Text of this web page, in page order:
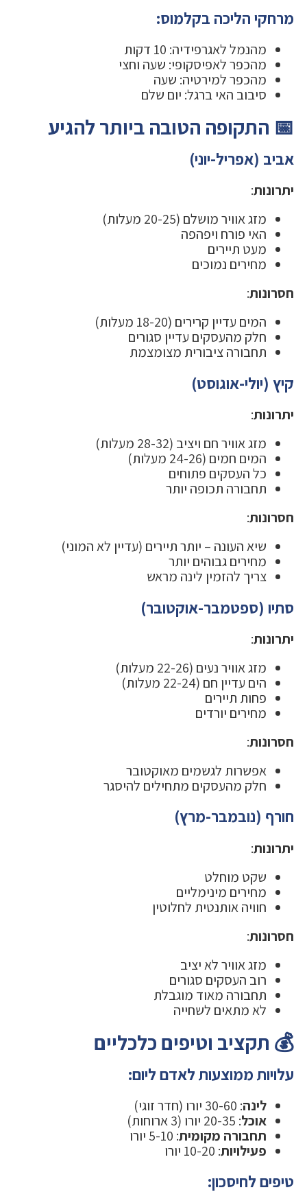
מרחקי הליכה בקלמוס:
מהנמל לאגרפידיה: 10 דקות
מהכפר לאפיסקופי: שעה וחצי
מהכפר למירטיה: שעה
סיבוב האי ברגל: יום שלם
📅 התקופה הטובה ביותר להגיע
אביב (אפריל-יוני)
יתרונות:
מזג אוויר מושלם (20-25 מעלות)
האי פורח ויפהפה
מעט תיירים
מחירים נמוכים
חסרונות:
המים עדיין קרירים (18-20 מעלות)
חלק מהעסקים עדיין סגורים
תחבורה ציבורית מצומצמת
קיץ (יולי-אוגוסט)
יתרונות:
מזג אוויר חם ויציב (28-32 מעלות)
המים חמים (24-26 מעלות)
כל העסקים פתוחים
תחבורה תכופה יותר
חסרונות:
שיא העונה – יותר תיירים (עדיין לא המוני)
מחירים גבוהים יותר
צריך להזמין לינה מראש
סתיו (ספטמבר-אוקטובר)
יתרונות:
מזג אוויר נעים (22-26 מעלות)
הים עדיין חם (22-24 מעלות)
פחות תיירים
מחירים יורדים
חסרונות:
אפשרות לגשמים מאוקטובר
חלק מהעסקים מתחילים להיסגר
חורף (נובמבר-מרץ)
יתרונות:
שקט מוחלט
מחירים מינימליים
חוויה אותנטית לחלוטין
חסרונות:
מזג אוויר לא יציב
רוב העסקים סגורים
תחבורה מאוד מוגבלת
לא מתאים לשחייה
💰 תקציב וטיפים כלכליים
עלויות ממוצעות לאדם ליום:
לינה: 30-60 יורו (חדר זוגי)
אוכל: 20-35 יורו (3 ארוחות)
תחבורה מקומית: 5-10 יורו
פעילויות: 10-20 יורו
טיפים לחיסכון: